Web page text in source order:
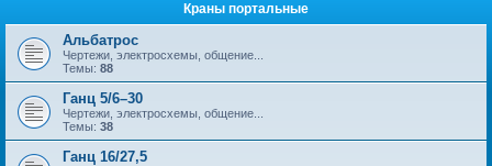
Краны портальные
Альбатрос
Чертежи, электросхемы, общение...
Темы: 88
Ганц 5/6–30
Чертежи, электросхемы, общение...
Темы: 38
Ганц 16/27,5